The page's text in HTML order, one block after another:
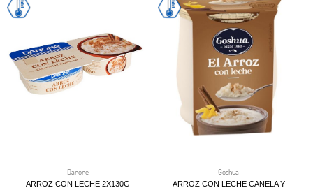
Danone
ARROZ CON LECHE 2X130G
Goshua
ARROZ CON LECHE CANELA Y